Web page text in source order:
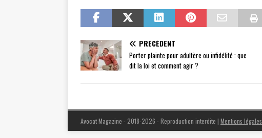
PRÉCÉDENT
Porter plainte pour adultère ou infidélité : que
dit la loi et comment agir ?
Avocat Magazine - 2018-2026 - Reproduction interdite | Mentions légales